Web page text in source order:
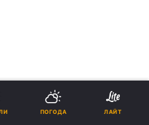
ПОГОДА ЛАЙТ